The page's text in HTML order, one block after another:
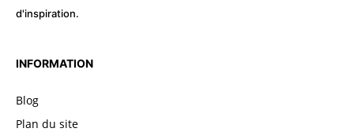
d'inspiration.
INFORMATION
Blog
Plan du site